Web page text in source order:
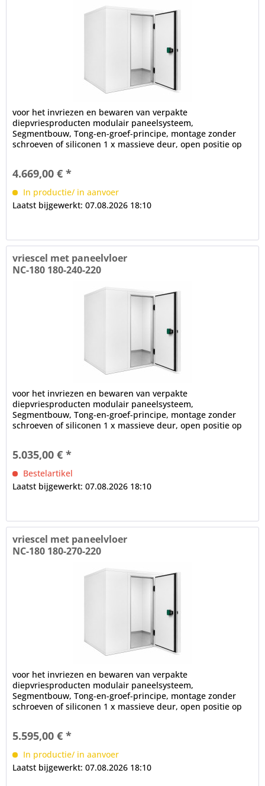
voor het invriezen en bewaren van verpakte
diepvriesproducten modulair paneelsysteem,
Segmentbouw, Tong-en-groef-principe, montage zonder
schroeven of siliconen 1 x massieve deur, open positie op
4.669,00 € *
In productie/ in aanvoer
Laatst bijgewerkt: 07.08.2026 18:10
vriescel met paneelvloer
NC-180 180-240-220
voor het invriezen en bewaren van verpakte
diepvriesproducten modulair paneelsysteem,
Segmentbouw, Tong-en-groef-principe, montage zonder
schroeven of siliconen 1 x massieve deur, open positie op
5.035,00 € *
Bestelartikel
Laatst bijgewerkt: 07.08.2026 18:10
vriescel met paneelvloer
NC-180 180-270-220
voor het invriezen en bewaren van verpakte
diepvriesproducten modulair paneelsysteem,
Segmentbouw, Tong-en-groef-principe, montage zonder
schroeven of siliconen 1 x massieve deur, open positie op
5.595,00 € *
In productie/ in aanvoer
Laatst bijgewerkt: 07.08.2026 18:10